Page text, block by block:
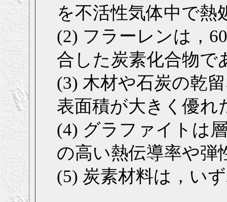
を不活性気体中で熱
(2) フラーレンは，
合した炭素化合物で
(3) 木材や石炭の乾
表面積が大きく優れ
(4) グラファイトは
の高い熱伝導率や弾
(5) 炭素材料は，い